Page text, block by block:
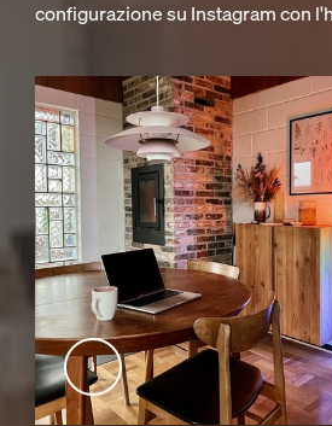
configurazione su Instagram con